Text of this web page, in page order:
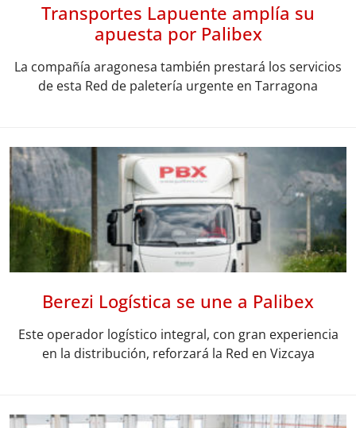
Transportes Lapuente amplía su
apuesta por Palibex
La compañía aragonesa también prestará los servicios
de esta Red de paletería urgente en Tarragona
Berezi Logística se une a Palibex
Este operador logístico integral, con gran experiencia
en la distribución, reforzará la Red en Vizcaya